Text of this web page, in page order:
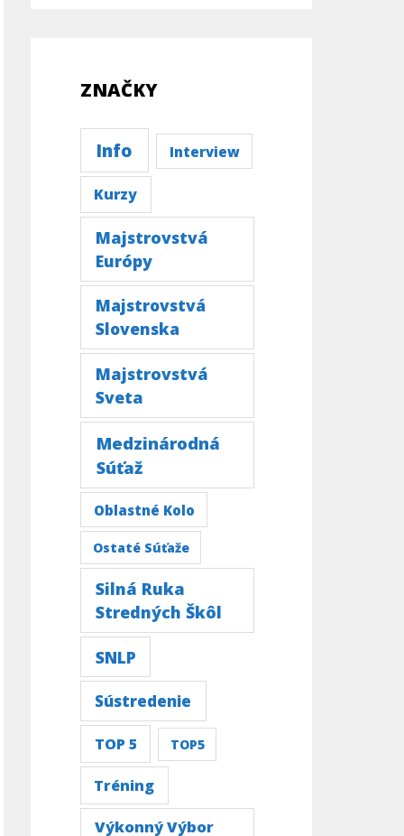
ZNAČKY
Info Interview
Kurzy
Majstrovstvá
Európy
Majstrovstvá
Slovenska
Majstrovstvá
Sveta
Medzinárodná
Súťaž
Oblastné Kolo
Ostaté Súťaže
Silná Ruka
Stredných Škôl
SNLP
Sústredenie
TOP 5 TOP5
Tréning
Výkonný Výbor